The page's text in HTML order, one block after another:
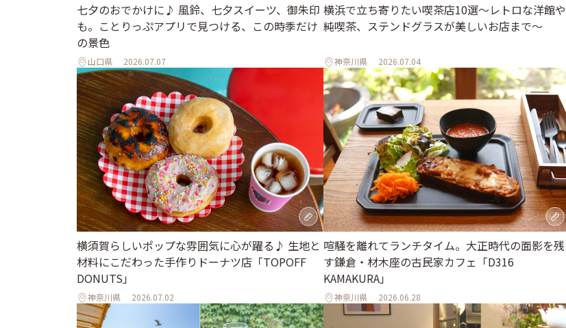
七夕のおでかけに♪ 風鈴、七夕スイーツ、御朱印
も。ことりっぷアプリで見つける、この時季だけ
の景色
山口県 2026.07.07
横浜で立ち寄りたい喫茶店10選～レトロな洋館や
純喫茶、ステンドグラスが美しいお店まで～
神奈川県 2026.07.04
横須賀らしいポップな雰囲気に心が躍る♪ 生地と
材料にこだわった手作りドーナツ店「TOPOFF
DONUTS」
神奈川県 2026.07.02
喧騒を離れてランチタイム。大正時代の面影を残
す鎌倉・材木座の古民家カフェ「D316
KAMAKURA」
神奈川県 2026.06.28